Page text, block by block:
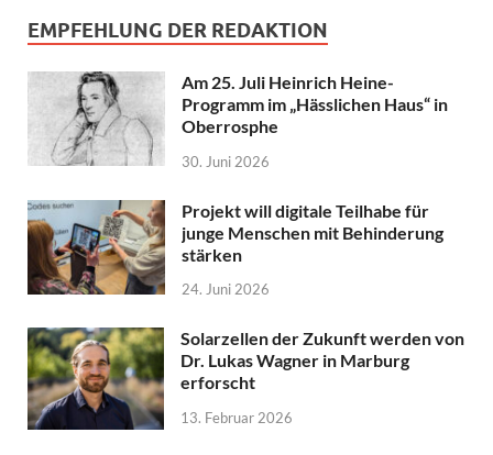
EMPFEHLUNG DER REDAKTION
Am 25. Juli Heinrich Heine-
Programm im „Hässlichen Haus“ in
Oberrosphe
30. Juni 2026
Projekt will digitale Teilhabe für
junge Menschen mit Behinderung
stärken
24. Juni 2026
Solarzellen der Zukunft werden von
Dr. Lukas Wagner in Marburg
erforscht
13. Februar 2026